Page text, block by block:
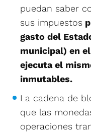
puedan saber
sus impuestos
gasto del
municipal) en
ejecuta el
inmutables.
La cadena de
que las
operaciones